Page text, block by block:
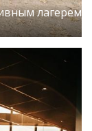
лагерем